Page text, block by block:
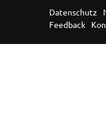
Datenschutz
Feedback